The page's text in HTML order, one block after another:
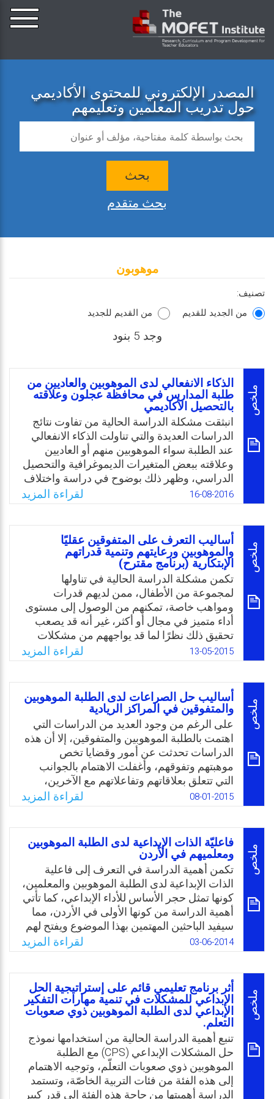
المصدر الإلكتروني للمحتوى الأكاديمي
حول تدريب المعلمين وتعليمهم
بحث
بحث متقدم
موهوبون
تصنيف:
من الجديد للقديم
من القديم للجديد
وجد 5 بنود
ملخص
الذكاء الانفعالي لدى الموهوبين والعاديين من
طلبة المدارس في محافظة عجلون وعلاقته
بالتحصيل الأكاديمي
انبثقت مشكلة الدراسة الحالية من تفاوت نتائج
الدراسات العديدة والتي تناولت الذكاء الانفعالي
عند الطلبة سواء الموهوبين منهم أو العاديين
وعلاقته ببعض المتغيرات الديموغرافية والتحصيل
الدراسي، وظهر ذلك بوضوح في دراسة واختلاف
مجتمع الدراسة والعينة لدى كل منها. لذا، تم
تحديد مشكلة هذه الدراسة في بحث الذكاء
الانفعالي لدى الطلبة الموهوبين والعاديين من
مدارس محافظة عجلون في المملكة الأردنية،
وعلاقته بالجنس والصف والتحصيل الأكاديمي.
واقتصرت نتائج الدراسة الحالية على طلبة
مدارس الموهوبين في الأردن للعام الدراسي
(2014/2015 م) الذين تم شمولهم في هذه
الدراسة، وتُعمم نتائجها بمقدار ما توفره أدوات
البحث من دلالات سيكو مترية مثل الصدق
والثبات.
WhatsApp
Facebook
Twitter
Email
16-08-2016 لقراءة المزيد
ملخص
أساليب التعرف على المتفوقين عقليًا
والموهوبين ورعايتهم وتنمية قدراتهم
الإبتكارية (برنامج مقترح)
تكمن مشكلة الدراسة الحالية في تناولها
لمجموعة من الأطفال، ممن لديهم قدرات
ومواهب خاصة، تمكنهم من الوصول إلى مستوى
أداء متميز في مجال أو أكثر، غير أنه قد يصعب
تحقيق ذلك نظرًا لما قد يواجههم من مشكلات
تحول دون ظهور تلك المواهب، بسبب أن البرامج
الدراسية العادية قد تخفق في اكتشاف ما لديهم
من طاقات ومواهب مما يجعلهم عرضة للتجاهل
والإهمال، وهكذا يفقد المجتمع تلك القدرات التي
تعد بمثابة عدته وأداته للرقي والتطور. وهناك
أمثلة توضح المشكلة جليًا مثل ما حدث في زمنه
مع كل من توماس أديسون والبرت أينشتاين في
مراحل تعليمهم الأولى.
WhatsApp
Facebook
Twitter
Email
13-05-2015 لقراءة المزيد
ملخص
أساليب حل الصراعات لدى الطلبة الموهوبين
والمتفوقين في المراكز الريادية
على الرغم من وجود العديد من الدراسات التي
اهتمت بالطلبة الموهوبين والمتفوقين، إلا أن هذه
الدراسات تحدثت عن أمور وقضايا تخص
موهبتهم وتفوقهم، وأغفلت الاهتمام بالجوانب
التي تتعلق بعلاقاتهم وتفاعلاتهم مع الآخرين،
وكيفية تصرفهم إزاء ما يواجهونه من نزاعات
وصراعات مع لآخرين، لذا جاءت هذه الدراسة من
أجل التعرف إلى أساليب حل الصراعات التي
يستخدمها الطلبة الموهوبون والمتفوقون أثناء
صراعاتهم مع الآخرين.
WhatsApp
Facebook
Twitter
Email
08-01-2015 لقراءة المزيد
ملخص
فاعليّة الذات الإبداعية لدى الطلبة الموهوبين
ومعلميهم في الأردن
تكمن أهمية الدراسة في التعرف إلى فاعلية
الذات الإبداعية لدى الطلبة الموهوبين والمعلمين،
كونها تمثل حجر الأساس للأداء الإبداعي، كما تأتي
أهمية الدراسة من كونها الأولى في الأردن، مما
سيفيد الباحثين المهتمين بهذا الموضوع ويفتح لهم
أبواب البحث، كما يمكن أن تفيد هذه الدراسة
القائمين على تعليم الموهوبين في مدارس الملك
عبد الله الثاني للتميز، كما يمكن لنتائجها أن تفيد
المعلمين والمرشدين التربويين وواضعي المناهج
للطلبة الموهوبين في الصفوف السابع والعاشر
الأساسيين في بناء مناهج تحفز دافعية الذات
الإبداعية لدى الطلبة الموهوبين، وبناء أنشطة
تتحدى قدرات الطلبة الإبداعية، واختيار المعلمين
للطرائق التدريسية المناسبة التي تراعي فاعلية
الذات الإبداعية لدى الطلبة الموهوبين في
مدارس الملك عبد الله الثاني للتميز.
03-06-2014 لقراءة المزيد
ملخص
أثر برنامج تعليمي قائم على إستراتيجية الحل
الإبداعي للمشكلات في تنمية مهارات التفكير
الإبداعي لدى الطلبة الموهوبين ذوي صعوبات
التعلم.
تنبع أهمية الدراسة الحالية من استخدامها نموذج
حل المشكلات الإبداعي (CPS) مع الطلبة
الموهوبين ذوي صعوبات التعلّم، وتوجيه الاهتمام
إلى هذه الفئة من فئات التربية الخاصّة، وتستمد
الدراسة أهميتها من حاجة هذه الفئة إلى قدر كبير